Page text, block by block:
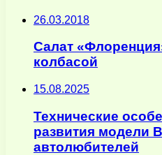
26.03.2018
Салат
колбасой
15.08.2025
Технические
развития модели
автолюбителей